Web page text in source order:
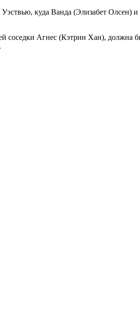
куда Ванда (Элизабет Олсен)
соседки Агнес (Кэтрин Хан), должна